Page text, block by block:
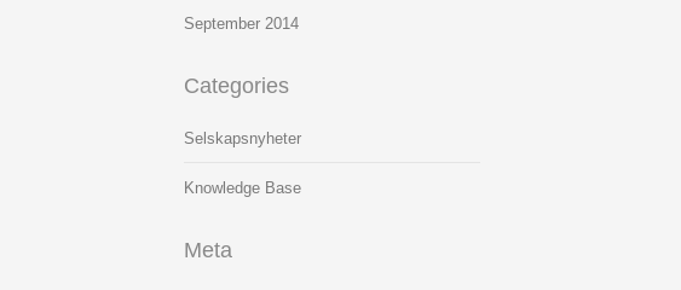
September 2014
Categories
Selskapsnyheter
Knowledge Base
Meta